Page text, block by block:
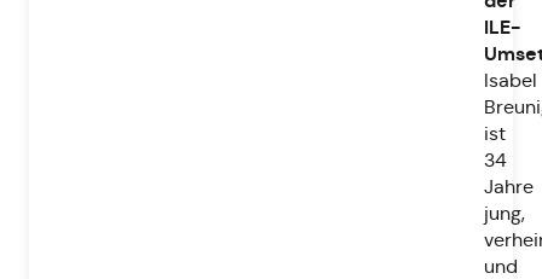
ILE-
Isabel
ist
34
Jahre
jung,
und